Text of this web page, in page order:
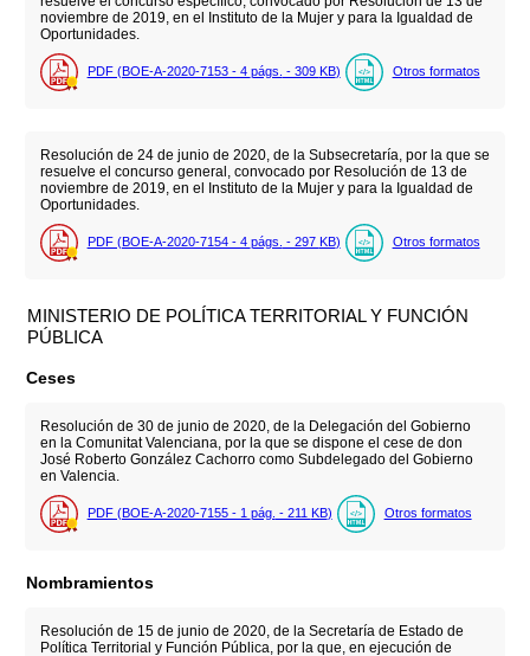
noviembre de 2019, en el Instituto de la Mujer y para la Igualdad de
Oportunidades.
PDF (BOE-A-2020-7153 - 4 págs. - 309 KB) Otros formatos
Resolución de 24 de junio de 2020, de la Subsecretaría, por la que se
resuelve el concurso general, convocado por Resolución de 13 de
noviembre de 2019, en el Instituto de la Mujer y para la Igualdad de
Oportunidades.
PDF (BOE-A-2020-7154 - 4 págs. - 297 KB) Otros formatos
MINISTERIO DE POLÍTICA TERRITORIAL Y FUNCIÓN
PÚBLICA
Ceses
Resolución de 30 de junio de 2020, de la Delegación del Gobierno
en la Comunitat Valenciana, por la que se dispone el cese de don
José Roberto González Cachorro como Subdelegado del Gobierno
en Valencia.
PDF (BOE-A-2020-7155 - 1 pág. - 211 KB) Otros formatos
Nombramientos
Resolución de 15 de junio de 2020, de la Secretaría de Estado de
Política Territorial y Función Pública, por la que, en ejecución de